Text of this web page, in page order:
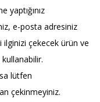
yaptığınız
e-posta adresiniz
ilginizi çekecek ürün ve
lütfen
çekinmeyiniz.